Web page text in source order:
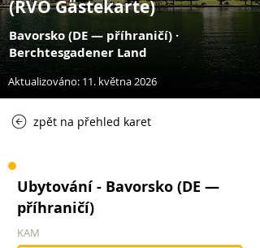
(RVO Gästekarte)
Bavorsko (DE — příhraničí) ·
Berchtesgadener Land
Aktualizováno: 11. května 2026
zpět na přehled karet
Ubytování - Bavorsko (DE —
příhraničí)
KAM